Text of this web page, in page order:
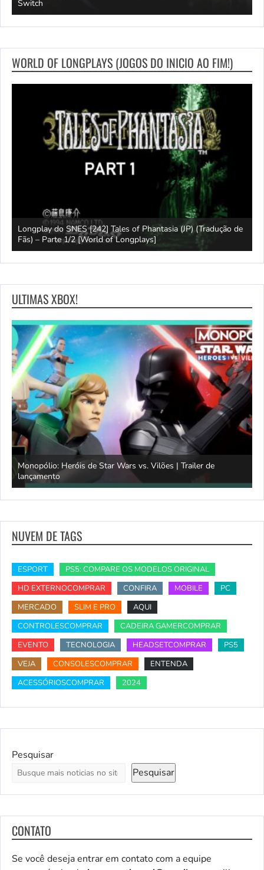
WORLD OF LONGPLAYS (JOGOS DO INICIO AO FIM!)
of Phantasia (JP) (Tradução de
Longplays]
Jogo longo do NES [232]
ULTIMAS XBOX!
de Star Wars vs. Vilões | Trailer de
NUVEM DE TAGS
ESPORT
PS5: COMPARE OS MODELOS ORIGINAL
HD EXTERNOCOMPRAR
CONFIRA MOBILE
PC
MERCADO
SLIM E PRO
AQUI
CONTROLESCOMPRAR
CADEIRA GAMERCOMPRAR
EVENTO
TECNOLOGIA HEADSETCOMPRAR
PS5
VEJA
CONSOLESCOMPRAR
ENTENDA
ACESSÓRIOSCOMPRAR
2024
Pesquisar
Pesquisar
CONTATO
Se você deseja entrar em contato com a equipe